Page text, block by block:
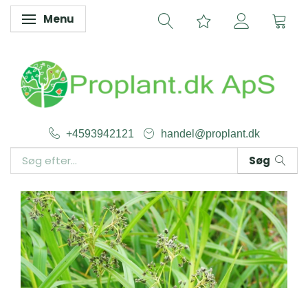
Skifte navigation
Menu
+4593942121 handel@proplant.dk
Søg